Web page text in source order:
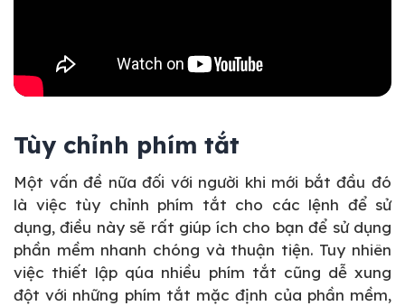
Tùy chỉnh phím tắt
Một vấn đề nữa đối với người khi mới bắt đầu đó
là việc tùy chỉnh phím tắt cho các lệnh để sử
dụng, điều này sẽ rất giúp ích cho bạn để sử dụng
phần mềm nhanh chóng và thuận tiện. Tuy nhiên
việc thiết lập qúa nhiều phím tắt cũng dễ xung
đột với những phím tắt mặc định của phần mềm,